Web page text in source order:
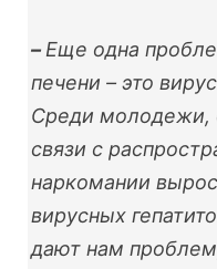
–Еще одна
печени – это
Среди молодежи,
связи с
наркомании
вирусных
дают нам